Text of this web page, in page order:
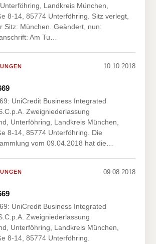
Landkreis München,
8-14, 85774 Unterföhring. Sitz verlegt,
Sitz: München. Geändert, nun:
Am Tu…
10.10.2018
UniCredit Business Integrated
Zweigniederlassung
Unterföhring, Landkreis München,
8-14, 85774 Unterföhring. Die
vom 09.04.2018 hat die…
09.08.2018
UniCredit Business Integrated
Zweigniederlassung
Unterföhring, Landkreis München,
8-14, 85774 Unterföhring.